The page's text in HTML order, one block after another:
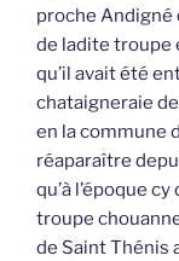
proche Andigné
de ladite troupe
qu’il avait été
chataigneraie
en la commune
réaparaître
qu’à l’époque
troupe
de Saint Thénis